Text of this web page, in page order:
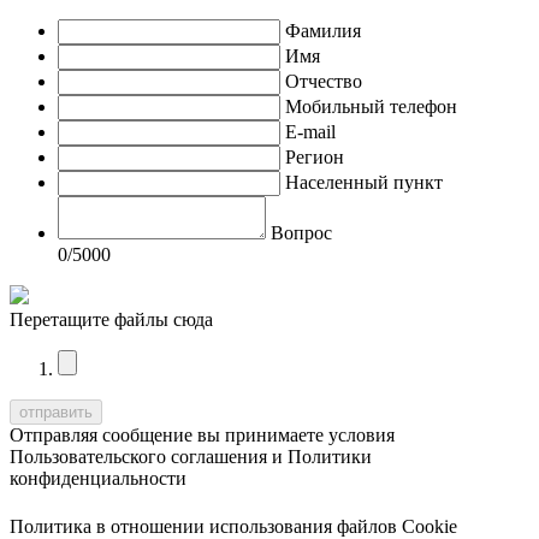
Фамилия
Имя
Отчество
Мобильный телефон
E-mail
Регион
Населенный пункт
Вопрос
0/5000
Перетащите файлы сюда
Отправляя сообщение вы принимаете условия
Пользовательского соглашения и Политики
конфиденциальности
Политика в отношении использования файлов Cookie